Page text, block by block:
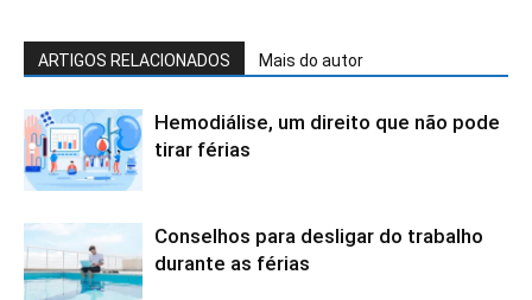
ARTIGOS RELACIONADOS Mais do autor
Hemodiálise, um direito que não pode
tirar férias
Conselhos para desligar do trabalho
durante as férias